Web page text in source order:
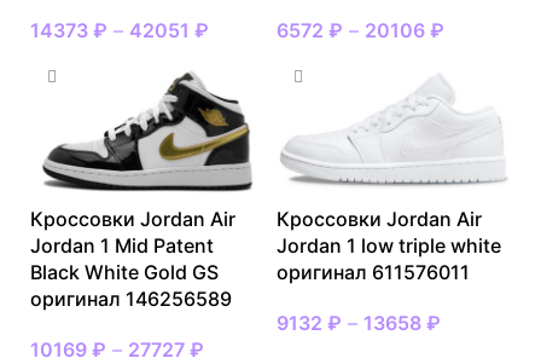
14373 ₽ – 42051 ₽ 6572 ₽ – 20106 ₽
Кроссовки Jordan Air
Jordan 1 Mid Patent
Black White Gold GS
оригинал 146256589
10169 ₽ – 27727 ₽
Кроссовки Jordan Air
Jordan 1 low triple white
оригинал 611576011
9132 ₽ – 13658 ₽